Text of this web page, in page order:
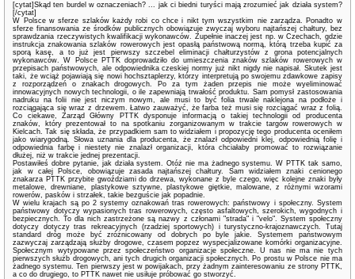
[cytat]Skąd ten burdel w oznaczeniach? ... jak ci biedni turyści mają zrozumieć jak działa system?
[/cytat]
W Polsce w sferze szlaków każdy robi co chce i nikt tym wszystkim nie zarządza. Ponadto w
sferze finansowania ze środków publicznych obowiązuje zwyczaj wyboru najtańszej chałtury, bez
sprawdzania rzeczywistych kwalifikacji wykonawców. Zupełnie inaczej jest np. w Czechach, gdzie
instrukcja znakowania szlaków rowerowych jest opasłą państwową normą, którą trzeba kupić za
sporą kasę, a to już jest pierwszy szczebel eliminacji chałturzystów z grona potencjalnych
wykonawców. W Polsce PTTK doprowadziło do umieszczenia znaków szlaków rowerowych w
przepisach państwowych, ale odpowiednika czeskiej normy już nikt nigdy nie napisał. Skutek jest
taki, że wciąż pojawiają się nowi hochsztaplerzy, którzy interpretują po swojemu zdawkowe zapisy
z rozporządzeń o znakach drogowych. Po za tym żaden przepis nie może wyeliminować
innowacyjnych nowych technologii, o ile zapewniają trwałość produktu. Sam pomysł zastosowania
nadruku na folii nie jest niczym nowym, ale musi to być folia trwale naklejona na podłoże i
rozciągająca się wraz z drzewem. Łatwo zauważyć, że farba też musi się rozciągać wraz z folią.
Co ciekawe, Zarząd Główny PTTK dysponuje informacją o takiej technologii od producenta
znaków, który prezentował to na spotkaniu zorganizowanym w trakcie targów rowerowych w
Kielcach. Tak się składa, że przypadkiem sam to widziałem i propozycję tego producenta oceniłem
jako wiarygodną. Słowa uznania dla producenta, że znalazł odpowiedni klej, odpowiednią folię i
odpowiednia farbę i niestety nie znalazł organizacji, która chciałaby promować to rozwiązanie
dłużej, niż w trakcie jednej prezentacji.
Postawiłeś dobre pytanie, jak działa system. Otóż nie ma żadnego systemu. W PTTK tak samo,
jak w całej Polsce, obowiązuje zasada najtańszej chałtury. Sam widziałem znaki cenionego
znakarza PTTK przybite gwoździami do drzewa, wykonane z byle czego, więc kolejne znaki były
metalowe, drewniane, plastykowe sztywne, plastykowe giętkie, malowane, z różnymi wzorami
rowerów, pasków i strzałek, takie bezguście jak popadnie.
W wielu krajach są po 2 systemy oznakowań tras rowerowych: państwowy i społeczny. System
państwowy dotyczy wypasionych tras rowerowych, często asfaltowych, szerokich, wygodnych i
bezpiecznych. To dla nich zastrzeżone są nazwy z członami "strada" i "velo". System społeczny
dotyczy dotyczy tras rekreacyjnych (rzadziej sportowych) i turystyczno-krajoznawczych. Tutaj
standard dróg może być zróżnicowany od dobrych po byle jakie. Systemem państwowym
zazwyczaj zarządzają służby drogowe, czasem popzez wyspecjalizowane komórki organizacyjne.
Społecznym wytypowane przez społeczeństwo organizacje społeczne. U nas nie ma nie tych
pierwszych służb drogowych, ani tych drugich organizacji społecznych. Po prostu w Polsce nie ma
żadnego systemu. Ten pierwszy jest w powijakach, przy żadnym zainteresowaniu ze strony PTTK,
a co do drugiego, to PTTK nawet nie usiłuje próbować go stworzyć.